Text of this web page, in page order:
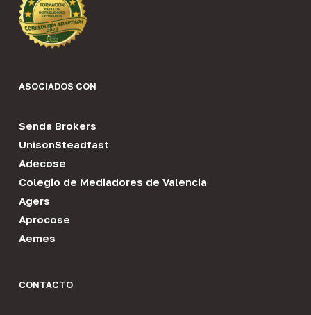
ASOCIADOS CON
Senda Brokers
UnisonSteadfast
Adecose
Colegio de Mediadores de Valencia
Agers
Aprocose
Aemes
CONTACTO